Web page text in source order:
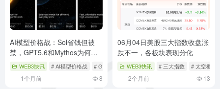
AI模型价格战：Sol省钱但被
禁，GPT5.6和Mythos为何不
开放？
WEB3快讯 # AI模型价格战 # GPT5.6 # Mythos
1个月前 8
06月04日美股三大指数收盘涨
跌不一，各板块表现分化
WEB3快讯 # 三大指数 # 太空概念
2个月前 13